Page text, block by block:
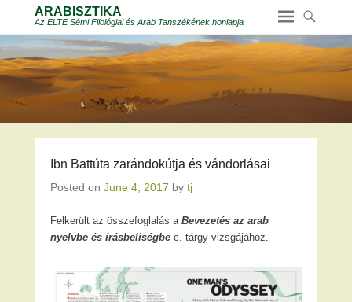
ARABISZTIKA
Az ELTE Sémi Filológiai és Arab Tanszékének honlapja
Ibn Battúta zarándokútja és vándorlásai
Posted on June 4, 2017 by tj
Felkerült az összefoglalás a Bevezetés az arab
nyelvbe és írásbeliségbe c. tárgy vizsgájához.